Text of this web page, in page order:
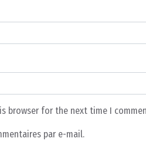
browser for the next time I
par e-mail.